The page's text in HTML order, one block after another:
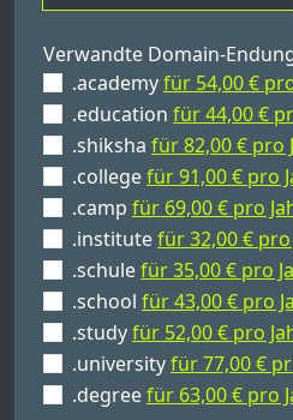
Verwandte Domain-
.academyfür 54,00 €
.education für 44,00 €
.shiksha für 82,00 € pro
.collegefür 91,00 € pro
.camp für 69,00 € pro
.institutefür 32,00 € pro
.schulefür 35,00 € pro
.school für 43,00 € pro
.studyfür 52,00 € pro
.universityfür 77,00 €
.degreefür 63,00 € pro